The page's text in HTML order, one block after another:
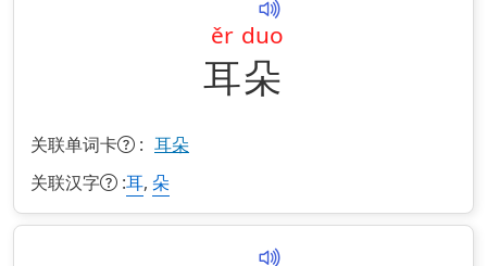
耳
ěr
朵
duo
关联单词卡 : 耳朵
关联汉字 :耳, 朵